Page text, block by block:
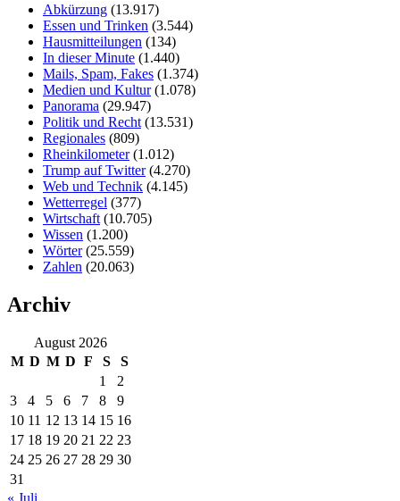
Abkürzung (13.917)
Essen und Trinken (3.544)
Hausmitteilungen (134)
In dieser Minute (1.440)
Mails, Spam, Fakes (1.374)
Medien und Kultur(1.078)
Panorama (29.947)
Politik und Recht (13.531)
Regionales (809)
Rheinkilometer(1.012)
Trump auf Twitter(4.270)
Web und Technik (4.145)
Wetterregel (377)
Wirtschaft (10.705)
Wissen (1.200)
Wörter(25.559)
Zahlen (20.063)
Archiv
August 2026
M D M D F S
S
1
2
3
4 5 6 7 8
9
10 11 12 13 14 15 16
17 18 19 20 21 22 23
24 25 26 27 28 29 30
31
« Juli